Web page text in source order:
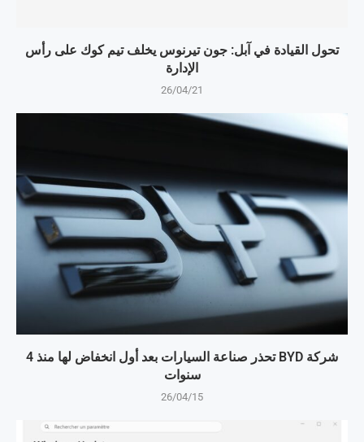
تحول القيادة في آبل: جون تيرنوس يخلف تيم كوك على رأس
الإدارة
26/04/21
شركة BYD تحذر صناعة السيارات بعد أول انخفاض لها منذ 4
سنوات
26/04/15